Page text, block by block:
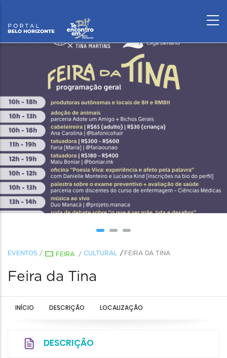
EVENTOS / FEIRA / CULTURAL FEIRA DA TINA
Feira da Tina
INÍCIO DESCRIÇÃO LOCALIZAÇÃO
DESCRIÇÃO